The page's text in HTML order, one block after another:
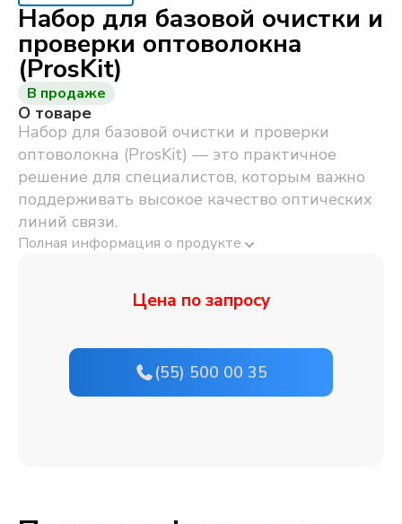
Набор для базовой очистки и
проверки оптоволокна
(ProsKit)
В продаже
О товаре
Набор для базовой очистки и проверки
оптоволокна (ProsKit) — это практичное
решение для специалистов, которым важно
поддерживать высокое качество оптических
линий связи.
Полная информация о продукте
Цена по запросу
(55) 500 00 35